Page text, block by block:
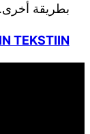
بطريقة أخرى.
TEKSTIIN